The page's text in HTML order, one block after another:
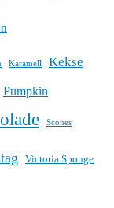
Karamell Kekse
Pumpkin
Scones
Victoria Sponge